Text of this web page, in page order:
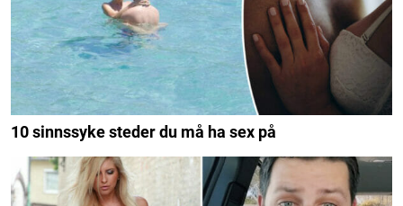
10 sinnssyke steder du må ha sex på